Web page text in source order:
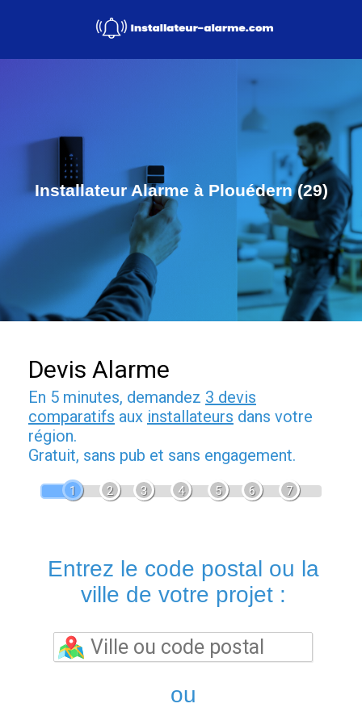
Installateur Alarme à Plouédern (29)
Devis Alarme
En 5 minutes, demandez 3 devis
comparatifs aux installateurs dans votre
région.
Gratuit, sans pub et sans engagement.
1 2 3 4 5 6 7
Entrez le code postal ou la
ville de votre projet :
ou